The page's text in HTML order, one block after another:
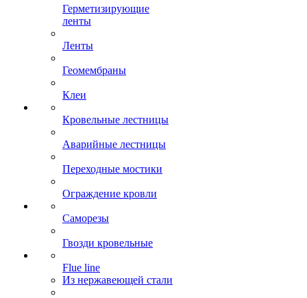
Герметизирующие
ленты
Ленты
Геомембраны
Клеи
Кровельные лестницы
Аварийные лестницы
Переходные мостики
Ограждение кровли
Саморезы
Гвозди кровельные
Flue line
Из нержавеющей стали